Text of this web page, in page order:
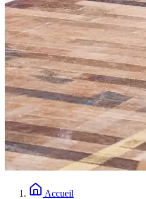
Accueil